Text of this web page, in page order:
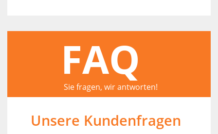
FAQ
Sie fragen, wir antworten!
Unsere Kundenfragen